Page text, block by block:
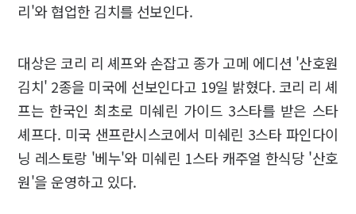
리'와 협업한 김치를 선보인다.
대상은 코리 리 셰프와 손잡고 종가 고메 에디션 '산호원
김치' 2종을 미국에 선보인다고 19일 밝혔다. 코리 리 셰
프는 한국인 최초로 미쉐린 가이드 3스타를 받은 스타
셰프다. 미국 샌프란시스코에서 미쉐린 3스타 파인다이
닝 레스토랑 '베누'와 미쉐린 1스타 캐주얼 한식당 '산호
원'을 운영하고 있다.